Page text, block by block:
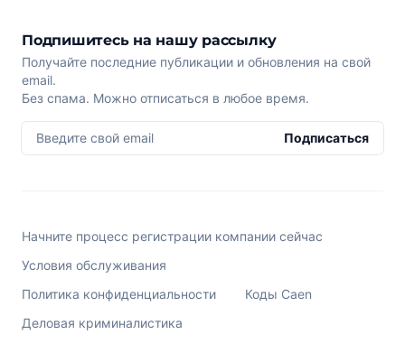
Подпишитесь на нашу рассылку
Получайте последние публикации и обновления на свой
email.
Без спама. Можно отписаться в любое время.
Введите свой email Подписаться
Начните процесс регистрации компании сейчас
Условия обслуживания
Политика конфиденциальности
Коды Caen
Деловая криминалистика